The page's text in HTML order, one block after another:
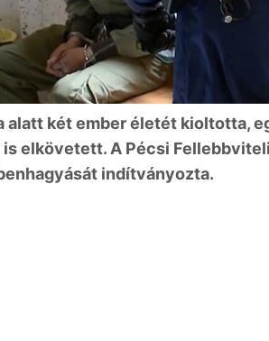
alatt két ember életét kioltotta,
elkövetett. A Pécsi
indítványozta.